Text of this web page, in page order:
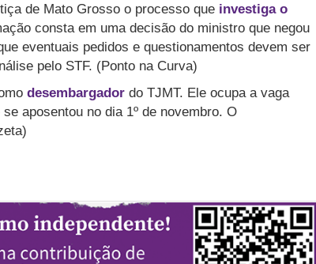
de Mato Grosso o processo que investiga o
consta em uma decisão do ministro que negou
eventuais pedidos e questionamentos devem ser
pelo STF. (Ponto na Curva)
desembargador do TJMT. Ele ocupa a vaga
aposentou no dia 1º de novembro. O